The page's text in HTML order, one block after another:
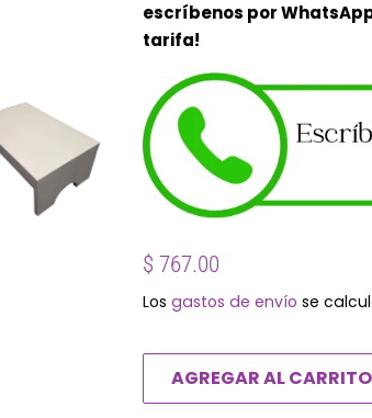
escríbenos por
tarifa!
Precio
$ 767.00
oferta
Los gastos de envío se
AGREGAR AL CARRITO